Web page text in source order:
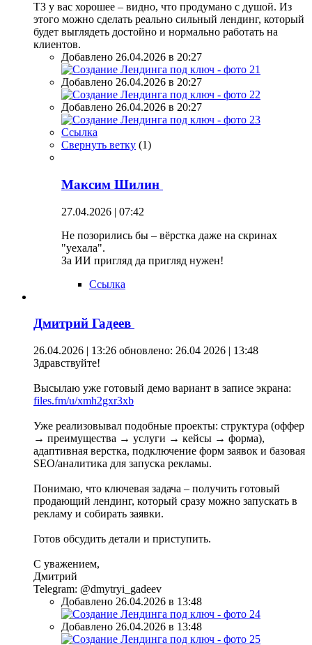
ТЗ у вас хорошее – видно, что продумано с душой. Из
этого можно сделать реально сильный лендинг, который
будет выглядеть достойно и нормально работать на
клиентов.
Добавлено 26.04.2026 в 20:27
Добавлено 26.04.2026 в 20:27
Добавлено 26.04.2026 в 20:27
Ссылка
Свернуть ветку (1)
Максим Шилин
27.04.2026 | 07:42
Не позорились бы – вёрстка даже на скринах
"уехала".
За ИИ пригляд да пригляд нужен!
Ссылка
Дмитрий Гадеев
26.04.2026 | 13:26 обновлено: 26.04 2026 | 13:48
Здравствуйте!
Высылаю уже готовый демо вариант в записе экрана:
files.fm/u/xmh2gxr3xb
Уже реализовывал подобные проекты: структура (оффер
→ преимущества → услуги → кейсы → форма),
адаптивная верстка, подключение форм заявок и базовая
SEO/аналитика для запуска рекламы.
Понимаю, что ключевая задача – получить готовый
продающий лендинг, который сразу можно запускать в
рекламу и собирать заявки.
Готов обсудить детали и приступить.
С уважением,
Дмитрий
Telegram: @dmytryi_gadeev
Добавлено 26.04.2026 в 13:48
Добавлено 26.04.2026 в 13:48